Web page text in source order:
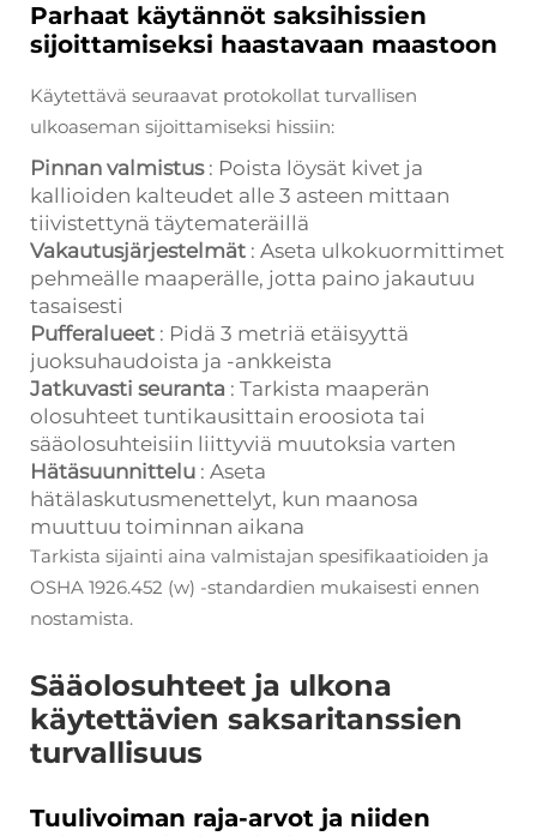
Parhaat käytännöt saksihissien
sijoittamiseksi haastavaan maastoon
Käytettävä seuraavat protokollat turvallisen
ulkoaseman sijoittamiseksi hissiin:
Pinnan valmistus : Poista löysät kivet ja
kallioiden kalteudet alle 3 asteen mittaan
tiivistettynä täytemateräillä
Vakautusjärjestelmät : Aseta ulkokuormittimet
pehmeälle maaperälle, jotta paino jakautuu
tasaisesti
Pufferalueet : Pidä 3 metriä etäisyyttä
juoksuhaudoista ja -ankkeista
Jatkuvasti seuranta : Tarkista maaperän
olosuhteet tuntikausittain eroosiota tai
sääolosuhteisiin liittyviä muutoksia varten
Hätäsuunnittelu : Aseta
hätälaskutusmenettelyt, kun maanosa
muuttuu toiminnan aikana
Tarkista sijainti aina valmistajan spesifikaatioiden ja
OSHA 1926.452 (w) -standardien mukaisesti ennen
nostamista.
Sääolosuhteet ja ulkona
käytettävien saksaritanssien
turvallisuus
Tuulivoiman raja-arvot ja niiden